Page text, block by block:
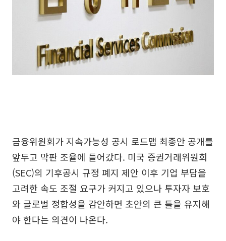
금융위원회가 지속가능성 공시 로드맵 최종안 공개를
앞두고 막판 조율에 들어갔다. 미국 증권거래위원회
(SEC)의 기후공시 규정 폐지 제안 이후 기업 부담을
고려한 속도 조절 요구가 커지고 있으나 투자자 보호
와 글로벌 정합성을 감안하면 초안의 큰 틀을 유지해
야 한다는 의견이 나온다.